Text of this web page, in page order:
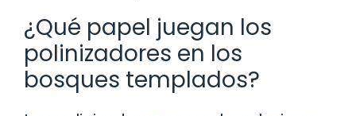
¿Qué papel juegan los
polinizadores en los
bosques templados?